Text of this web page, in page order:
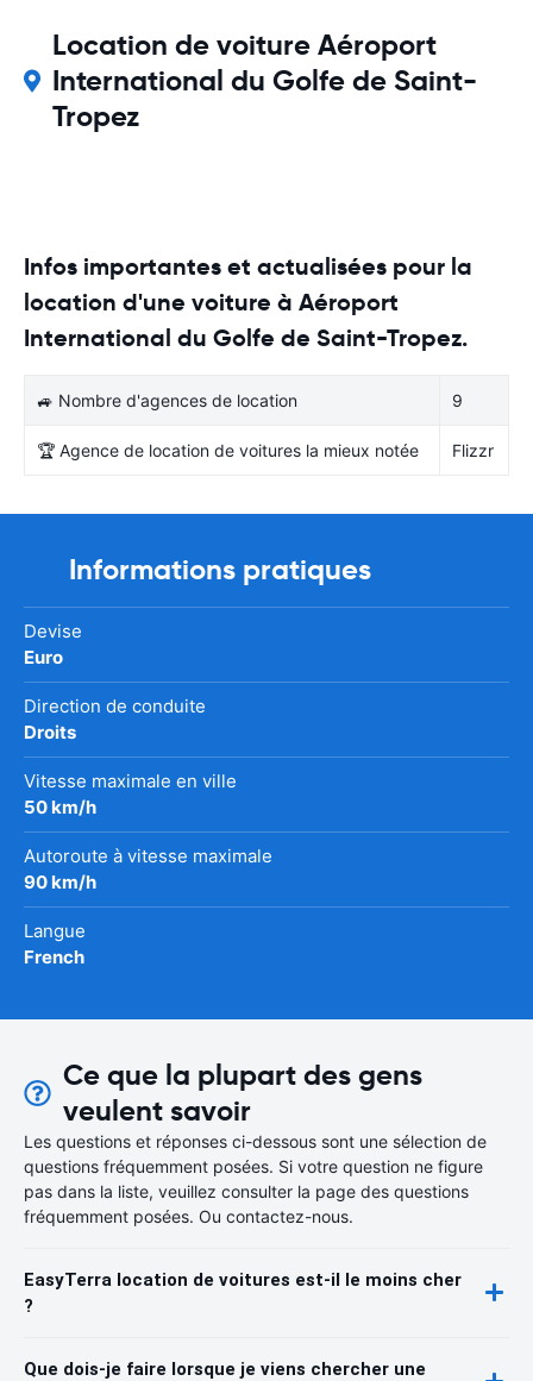
Location de voiture Aéroport
International du Golfe de Saint-
Tropez
Infos importantes et actualisées pour la
location d'une voiture à Aéroport
International du Golfe de Saint-Tropez.
🚙 Nombre d'agences de location 9
🏆 Agence de location de voitures la mieux notée Flizzr
Informations pratiques
Devise
Euro
Direction de conduite
Droits
Vitesse maximale en ville
50 km/h
Autoroute à vitesse maximale
90 km/h
Langue
French
Ce que la plupart des gens
veulent savoir
Les questions et réponses ci-dessous sont une sélection de
questions fréquemment posées. Si votre question ne figure
pas dans la liste, veuillez consulter la page des questions
fréquemment posées. Ou contactez-nous.
EasyTerra location de voitures est-il le moins cher
?
Que dois-je faire lorsque je viens chercher une